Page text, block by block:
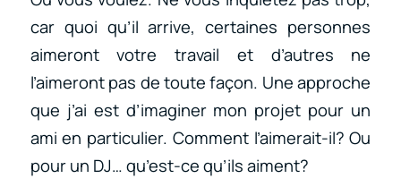
car quoi qu’il arrive, certaines personnes
aimeront votre travail et d’autres ne
l’aimeront pas de toute façon. Une approche
que j’ai est d’imaginer mon projet pour un
ami en particulier. Comment l’aimerait-il? Ou
pour un DJ… qu’est-ce qu’ils aiment?